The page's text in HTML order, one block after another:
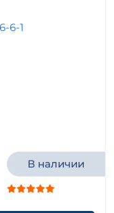
В наличии